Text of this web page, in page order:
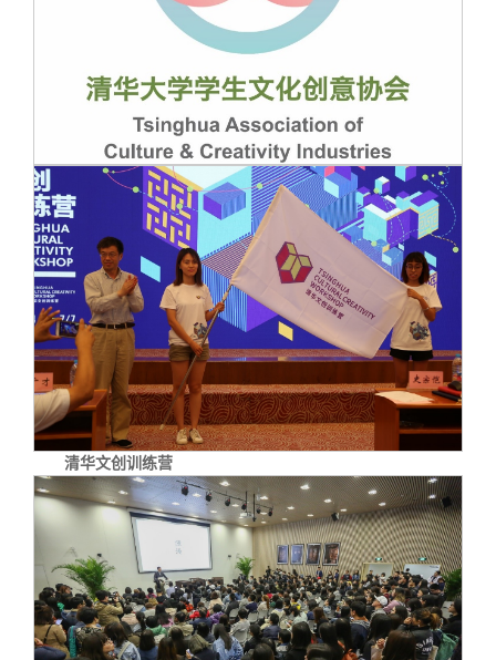
清华文创训练营